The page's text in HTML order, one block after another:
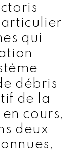
qui
débris
de la
cours,
deux